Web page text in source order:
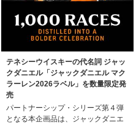
テネシーウイスキーの代名詞 ジャッ
クダニエル「ジャックダニエル マク
ラーレン2026ラベル」を数量限定発
売
パートナーシップ・シリーズ第４弾
となる本企画品は、ジャックダニエ